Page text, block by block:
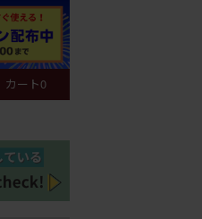
カート0